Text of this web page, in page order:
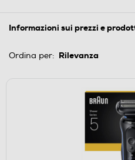
Informazioni sui prezzi e
Ordina per: